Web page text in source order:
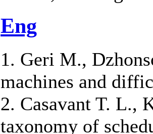
Eng
1. Geri M.,
machines and
2. Casavant T. L.,
taxonomy of